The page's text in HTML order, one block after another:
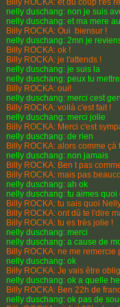
Billy ROCKA: et du coup t'es
nelly duschang: non je suis
nelly duschang: et ma mere
Billy ROCKA: Oui biensur !
nelly duschang: 2mn je
Billy ROCKA: ok !
Billy ROCKA: je t'attends !
nelly duschang: je suis la
duschang: peux tu
Billy ROCKA: oui!
duschang: merci cest
Billy ROCKA: voilà c'est fait !
nelly duschang: merci jolie
ROCKA: Merci c'est
nelly duschang: de rien
ROCKA: alors comme çà
nelly duschang: non jamais
ROCKA: Ben t pas
Billy ROCKA: mais pas
nelly duschang: ah ok
nelly duschang: tu aimes quoi
Billy ROCKA: tu sais quoi
Billy ROCKA: ont dû te l'dire
Billy ROCKA: tu es très jolie !
nelly duschang: merci
nelly duschang: a cause de
ROCKA: ne me remercie
nelly duschang: ok
ROCKA: Je vais être
nelly duschang: ok a quelle
Billy ROCKA: Ben 22h de
nelly duschang: ok pas de